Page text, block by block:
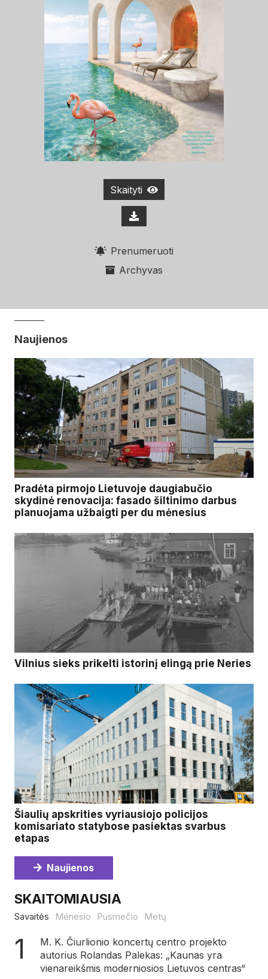
Skaityti
Prenumeruoti
Archyvas
Naujienos
Pradėta pirmojo Lietuvoje daugiabučio
skydinė renovacija: fasado šiltinimo darbus
planuojama užbaigti per du mėnesius
Vilnius sieks prikelti istorinį elingą prie Neries
Šiaulių apskrities vyriausiojo policijos
komisariato statybose pasiektas svarbus
etapas
Naujienos
SKAITOMIAUSIA
Savaitės Mėnesio Pusmečio Metų
M. K. Čiurlionio koncertų centro projekto
autorius Rolandas Palekas: „Kaunas yra
vienareikšmis moderniosios Lietuvos centras“